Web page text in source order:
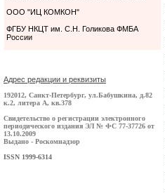
ООО "ИЦ КОМКОН"
ФГБУ НКЦТ им. С.Н. Голикова ФМБА
России
Адрес редакции и реквизиты
192012, Санкт-Петербург, ул.Бабушкина, д.82
к.2, литера А, кв.378
Свидетельство о регистрации электронного
периодического издания ЭЛ № ФС 77-37726 от
13.10.2009
Выдано - Роскомнадзор
ISSN 1999-6314